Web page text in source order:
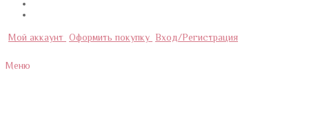
Мой аккаунт Оформить покупку Вход/Регистрация
Меню